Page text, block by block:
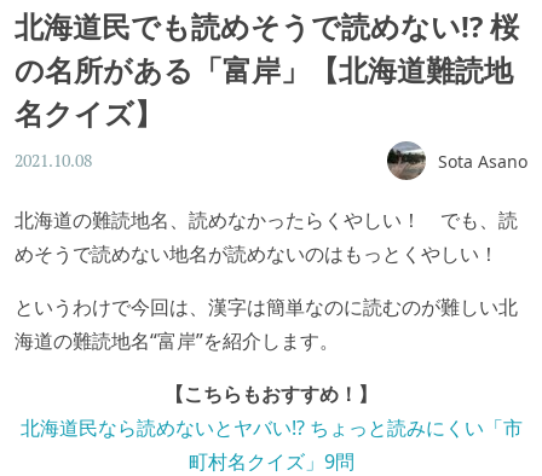
北海道民でも読めそうで読めない!? 桜
の名所がある「富岸」【北海道難読地
名クイズ】
2021.10.08 Sota Asano
北海道の難読地名、読めなかったらくやしい！ でも、読
めそうで読めない地名が読めないのはもっとくやしい！
というわけで今回は、漢字は簡単なのに読むのが難しい北
海道の難読地名“富岸”を紹介します。
【こちらもおすすめ！】
北海道民なら読めないとヤバい!? ちょっと読みにくい「市
町村名クイズ」9問